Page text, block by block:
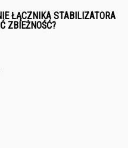
ŁĄCZNIKA STABILIZATORA
ZBIEŻNOŚĆ?